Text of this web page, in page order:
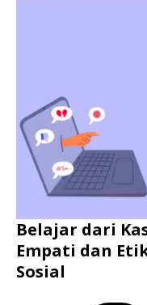
Belajar dari
Empati dan
Sosial